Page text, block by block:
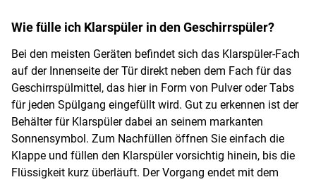
Wie fülle ich Klarspüler in den Geschirrspüler?
Bei den meisten Geräten befindet sich das Klarspüler-Fach
auf der Innenseite der Tür direkt neben dem Fach für das
Geschirrspülmittel, das hier in Form von Pulver oder Tabs
für jeden Spülgang eingefüllt wird. Gut zu erkennen ist der
Behälter für Klarspüler dabei an seinem markanten
Sonnensymbol. Zum Nachfüllen öffnen Sie einfach die
Klappe und füllen den Klarspüler vorsichtig hinein, bis die
Flüssigkeit kurz überläuft. Der Vorgang endet mit dem